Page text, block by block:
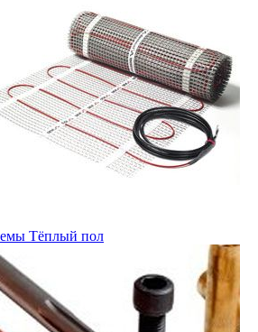
Тёплый пол